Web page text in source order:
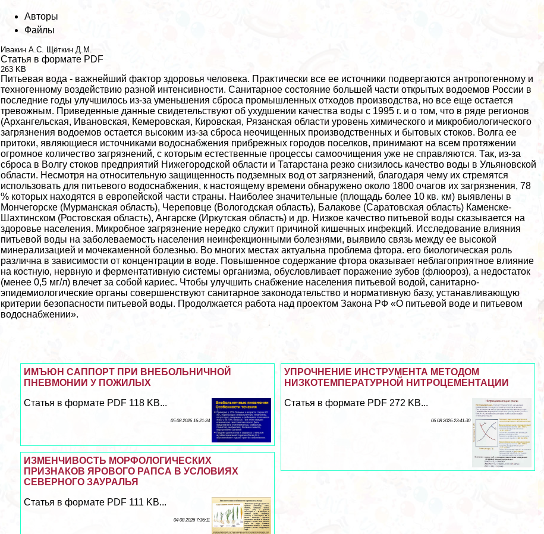
Авторы
Файлы
Ивакин А.С. Щёткин Д.М.
Статья в формате PDF
263 KB
Питьевая вода - важнейший фактор здоровья человека. Пpaктически все ее источники подвергаются антропогенному и
техногенному воздействию разной интенсивности. Санитарное состояние большей части открытых водоемов России в
последние годы улучшилось из-за уменьшения сброса промышленных отходов производства, но все еще остается
тревожным. Приведенные данные свидетельствуют об ухудшении качества воды с 1995 г. и о том, что в ряде регионов
(Архангельская, Ивановская, Кемеровская, Кировская, Рязанская области уровень химического и микробиологического
загрязнения водоемов остается высоким из-за сброса неочищенных производственных и бытовых стоков. Волга ее
притоки, являющиеся источниками водоснабжения прибрежных городов поселков, принимают на всем протяжении
огромное количество загрязнений, с которым естественные процессы самоочищения уже не справляются. Так, из-за
сброса в Волгу стоков предприятий Нижегородской области и Татарстана резко снизилось качество воды в Ульяновской
области. Несмотря на относительную защищенность подземных вод от загрязнений, благодаря чему их стремятся
использовать для питьевого водоснабжения, к настоящему времени обнаружено около 1800 очагов их загрязнения, 78
% которых находятся в европейской части страны. Наиболее значительные (площадь более 10 кв. км) выявлены в
Мончегорске (Мурманская область), Череповце (Вологодская область), Балакове (Саратовская область) Каменске-
Шахтинском (Ростовская область), Ангарске (Иркутская область) и др. Низкое качество питьевой воды сказывается на
здоровье населения. Микробное загрязнение нередко служит причиной кишечных инфекций. Исследование влияния
питьевой воды на заболеваемость населения неинфекционными болезнями, выявило связь между ее высокой
минерализацией и мочекаменной болезнью. Во многих местах актуальна проблема фтора. его биологическая роль
различна в зависимости от концентрации в воде. Повышенное содержание фтора оказывает нeблагоприятное влияние
на костную, нервную и ферментативную системы организма, обусловливает поражение зубов (флюороз), а недостаток
(менее 0,5 мг/л) влечет за собой кариес. Чтобы улучшить снабжение населения питьевой водой, санитарно-
эпидемиологические органы совершенствуют санитарное законодательство и нормативную базу, устанавливающую
критерии безопасности питьевой воды. Продолжается работа над проектом Закона РФ «О питьевой воде и питьевом
водоснабжении».
УПРОЧНЕНИЕ ИНСТРУМЕНТА МЕТОДОМ
НИЗКОТЕМПЕРАТУРНОЙ НИТРОЦЕМЕНТАЦИИ
Статья в формате PDF 272 KB...
06 08 2026 23:41:30
ИМЪЮН САППОРТ ПРИ ВНЕБОЛЬНИЧНОЙ
ПНЕВМОНИИ У ПОЖИЛЫХ
Статья в формате PDF 118 KB...
05 08 2026 16:21:24
ИЗМЕНЧИВОСТЬ МОРФОЛОГИЧЕСКИХ
ПРИЗНАКОВ ЯРОВОГО РАПСА В УСЛОВИЯХ
СЕВЕРНОГО ЗАУРАЛЬЯ
Статья в формате PDF 111 KB...
04 08 2026 7:36:11